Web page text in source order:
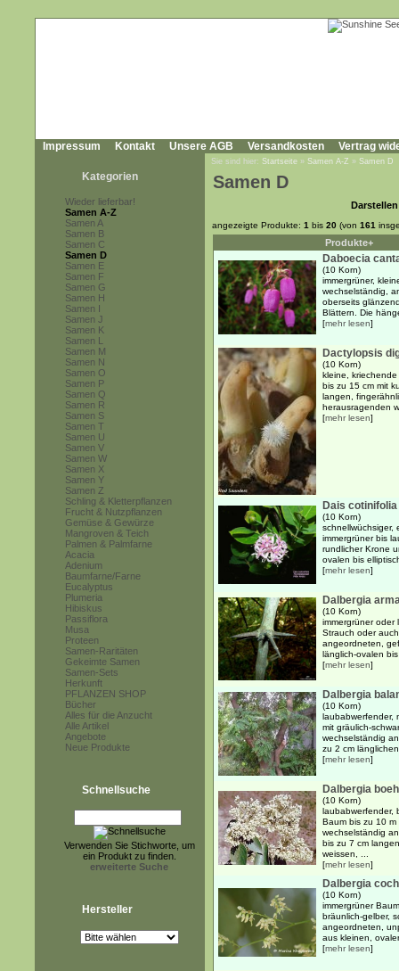
Impressum Kontakt Unsere AGB Versandkosten Vertrag
Kategorien
Wieder lieferbar!
Samen A-Z
Samen A
Samen B
Samen C
Samen D
Samen E
Samen F
Samen G
Samen H
Samen I
Samen J
Samen K
Samen L
Samen M
Samen N
Samen O
Samen P
Samen Q
Samen R
Samen S
Samen T
Samen U
Samen V
Samen W
Samen X
Samen Y
Samen Z
Schling & Kletterpflanzen
Frucht & Nutzpflanzen
Gemüse & Gewürze
Mangroven & Teich
Palmen & Palmfarne
Acacia
Adenium
Baumfarne/Farne
Eucalyptus
Plumeria
Hibiskus
Passiflora
Musa
Proteen
Samen-Raritäten
Gekeimte Samen
Samen-Sets
Herkunft
PFLANZEN SHOP
Bücher
Alles für die Anzucht
Alle Artikel
Angebote
Neue Produkte
Schnellsuche
Verwenden Sie Stichworte, um
ein Produkt zu finden.
erweiterte Suche
Hersteller
Sie sind hier: Startseite » Samen A-Z » Samen D
Samen D
angezeigte Produkte: 1 bis 20 (von 161
Produkte+
Daboecia
(10 Korn)
immergrüner,
wechselständig,
oberseits
Blättern. Die
[mehr lesen]
Dactylopsis
(10 Korn)
kleine,
bis zu 15 cm mit
langen,
herausragenden
[mehr lesen]
Dais cotinifolia
(10 Korn)
schnellwüchsiger,
immergrüner bis
rundlicher Krone
ovalen bis
[mehr lesen]
Dalbergia
(10 Korn)
immergrüner oder
Strauch oder
angeordneten,
länglich-ovalen
[mehr lesen]
Dalbergia
(10 Korn)
laubabwerfender,
mit gräulich-
wechselständig
zu 2 cm
[mehr lesen]
Dalbergia
(10 Korn)
laubabwerfender,
Baum bis zu 10
wechselständig
bis zu 7 cm
weissen, ...
[mehr lesen]
Dalbergia
(10 Korn)
immergrüner
bräunlich-gelber,
angeordneten,
aus kleinen,
[mehr lesen]